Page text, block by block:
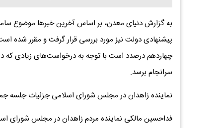
به گزارش دنیای معدن، بر اساس آخرین خبرها موضوع
پیشنهادی دولت نیز مورد بررسی قرار گرفت و مقرر شده
چهاردهم درصدد است با توجه به درخواست‌های زیادی که
سرانجام برسد.
نماینده زاهدان در مجلس شورای اسلامی جزئیات جلسه
فداحسین مالکی نماینده مردم زاهدان در مجلس شورای